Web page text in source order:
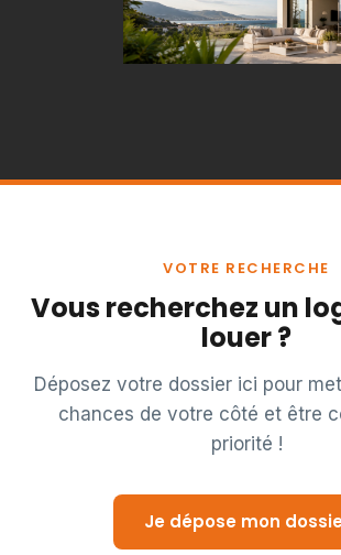
VOTRE RECHERCHE
Vous recherchez un
louer ?
Déposez votre dossier ici pour
chances de votre côté et être
priorité !
Je dépose mon